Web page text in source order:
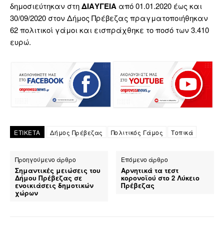
δημοσιεύτηκαν στηΔΙΑΥΓΕΙΑ από 01.01.2020 έως και
30/09/2020 στον Δήμος Πρέβεζας πραγματοποιήθηκαν
62 πολιτικοί γάμοι και εισπράχθηκε το ποσό των 3.410
ευρώ.
ΕΤΙΚΕΤΑ Δήμος Πρέβεζας Πολιτικός Γάμος Τοπικά
Προηγούμενο άρθρο
Σημαντικές μειώσεις του
Δήμου Πρέβεζας σε
ενοικιάσεις δημοτικών
χώρων
Επόμενο άρθρο
Αρνητικά τα τεστ
κορονοϊού στο 2 Λύκειο
Πρέβεζας